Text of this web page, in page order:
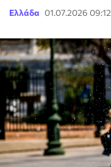
Ελλάδα 01.07.2026 09:12